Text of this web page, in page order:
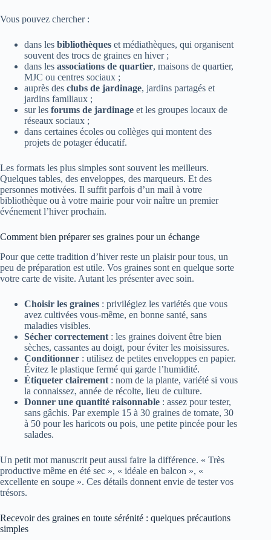
Vous pouvez chercher :
dans les bibliothèques et médiathèques, qui organisent
souvent des trocs de graines en hiver ;
dans les associations de quartier, maisons de quartier,
MJC ou centres sociaux ;
auprès des clubs de jardinage, jardins partagés et
jardins familiaux ;
sur les forums de jardinage et les groupes locaux de
réseaux sociaux ;
dans certaines écoles ou collèges qui montent des
projets de potager éducatif.
Les formats les plus simples sont souvent les meilleurs.
Quelques tables, des enveloppes, des marqueurs. Et des
personnes motivées. Il suffit parfois d’un mail à votre
bibliothèque ou à votre mairie pour voir naître un premier
événement l’hiver prochain.
Comment bien préparer ses graines pour un échange
Pour que cette tradition d’hiver reste un plaisir pour tous, un
peu de préparation est utile. Vos graines sont en quelque sorte
votre carte de visite. Autant les présenter avec soin.
Choisir les graines : privilégiez les variétés que vous
avez cultivées vous‑même, en bonne santé, sans
maladies visibles.
Sécher correctement : les graines doivent être bien
sèches, cassantes au doigt, pour éviter les moisissures.
Conditionner : utilisez de petites enveloppes en papier.
Évitez le plastique fermé qui garde l’humidité.
Étiqueter clairement : nom de la plante, variété si vous
la connaissez, année de récolte, lieu de culture.
Donner une quantité raisonnable : assez pour tester,
sans gâchis. Par exemple 15 à 30 graines de tomate, 30
à 50 pour les haricots ou pois, une petite pincée pour les
salades.
Un petit mot manuscrit peut aussi faire la différence. « Très
productive même en été sec », « idéale en balcon », «
excellente en soupe ». Ces détails donnent envie de tester vos
trésors.
Recevoir des graines en toute sérénité : quelques précautions
simples